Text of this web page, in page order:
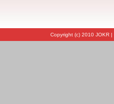
Copyright (c) 2010 JOKR